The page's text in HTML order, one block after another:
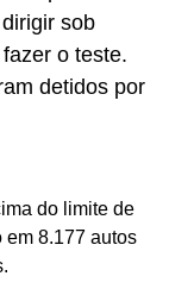
sob
o teste.
detidos por
do limite de
em 8.177 autos